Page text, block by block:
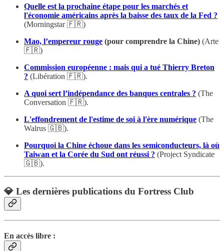
Quelle est la prochaine étape pour les marchés et
l'économie américains après la baisse des taux de la Fed ?
(Morningstar 🇫🇷)
Mao, l’empereur rouge (pour comprendre la Chine) (Arte
🇫🇷)
Commission européenne : mais qui a tué Thierry Breton
? (Libération 🇫🇷).
A quoi sert l’indépendance des banques centrales ? (The
Conversation 🇫🇷).
L'effondrement de l'estime de soi à l'ère numérique (The
Walrus 🇬🇧).
Pourquoi la Chine échoue dans les semiconducteurs, là où
Taiwan et la Corée du Sud ont réussi ? (Project Syndicate
🇬🇧).
💎 Les dernières publications du Fortress Club
En accès libre :